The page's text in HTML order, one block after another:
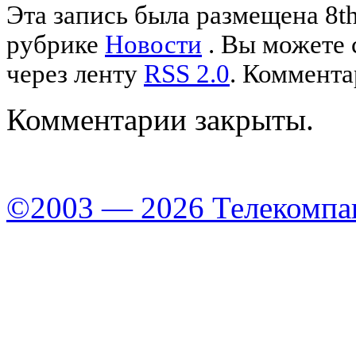
Эта запись была размещена
рубрике Новости . Вы можете
через ленту RSS 2.0.
Комментарии закрыты.
©2003 — 2026